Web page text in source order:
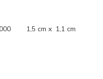
1,5 cm x 1,1 cm